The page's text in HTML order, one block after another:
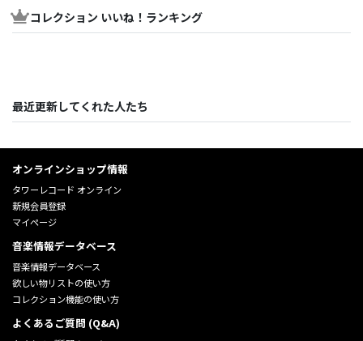
コレクション いいね！ランキング
最近更新してくれた人たち
オンラインショップ情報
タワーレコード オンライン
新規会員登録
マイページ
音楽情報データベース
音楽情報データベース
欲しい物リストの使い方
コレクション機能の使い方
よくあるご質問 (Q&A)